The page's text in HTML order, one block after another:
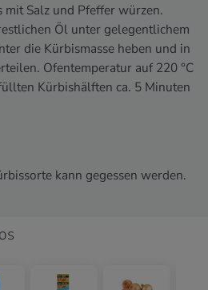
mit Salz und Pfeffer würzen.
Öl unter gelegentlichem
die Kürbismasse heben und in
Ofentemperatur auf 220 °C
Kürbishälften ca. 5 Minuten
kann gegessen werden.